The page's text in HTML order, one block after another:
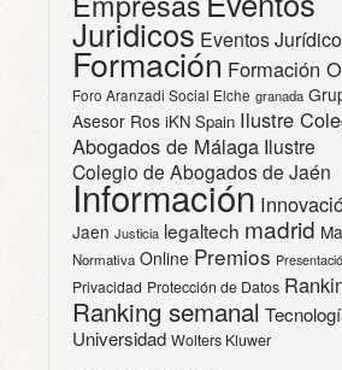
Juridicos Eventos
Formación Formación
Foro Aranzadi Social Elche granada
Asesor Ros iKN Spain Ilustre
Abogados de Málaga Ilustre
Colegio de Abogados de Jaén
Información
Jaen Justicia legaltech madrid
Normativa Online Premios
Privacidad Protección de Datos
Ranking semanal
Universidad Wolters Kluwer